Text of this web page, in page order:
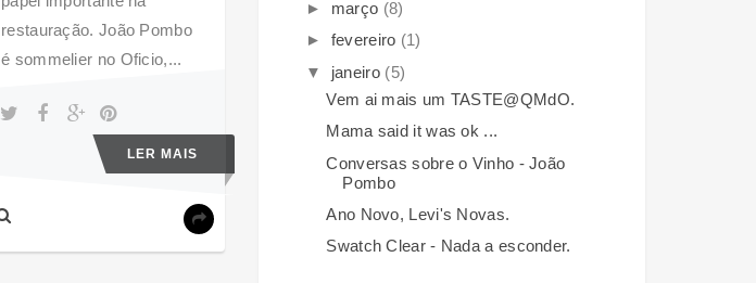
restauração. João Pombo
é sommelier no Oficio,...
LER MAIS
► março (8)
► fevereiro (1)
▼ janeiro (5)
Vem ai mais um TASTE@QMdO.
Mama said it was ok ...
Conversas sobre o Vinho - João
Pombo
Ano Novo, Levi's Novas.
Swatch Clear - Nada a esconder.